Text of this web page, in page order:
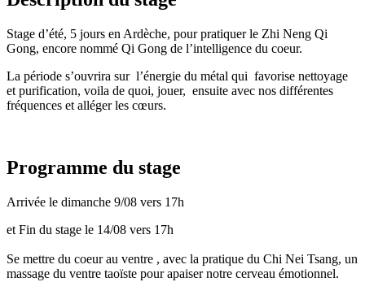
Stage d’été, 5 jours en Ardèche, pour pratiquer le Zhi Neng Qi
Gong, encore nommé Qi Gong de l’intelligence du coeur.
La période s’ouvrira sur l’énergie du métal qui favorise nettoyage
et purification, voila de quoi, jouer, ensuite avec nos différentes
fréquences et alléger les cœurs.
Programme du stage
Arrivée le dimanche 9/08 vers 17h
et Fin du stage le 14/08 vers 17h
Se mettre du coeur au ventre , avec la pratique du Chi Nei Tsang, un
massage du ventre taoïste pour apaiser notre cerveau émotionnel.